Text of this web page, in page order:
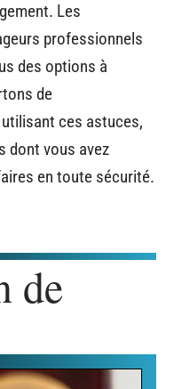
Les
professionnels
des options à
de
ces astuces,
dont vous avez
en toute sécurité.
de